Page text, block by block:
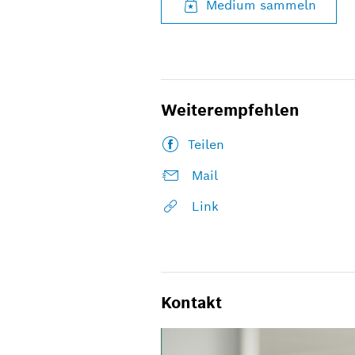
Medium sammeln
Weiterempfehlen
Teilen
Mail
Link
Kontakt